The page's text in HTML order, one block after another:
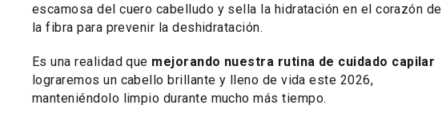
escamosa del cuero cabelludo y sella la hidratación en el corazón de
la fibra para prevenir la deshidratación.
Es una realidad que mejorando nuestra rutina de cuidado capilar
lograremos un cabello brillante y lleno de vida este 2026,
manteniéndolo limpio durante mucho más tiempo.